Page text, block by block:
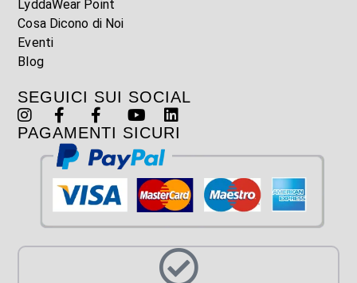
LyddaWear Point
Cosa Dicono di Noi
Eventi
Blog
SEGUICI SUI SOCIAL
PAGAMENTI SICURI